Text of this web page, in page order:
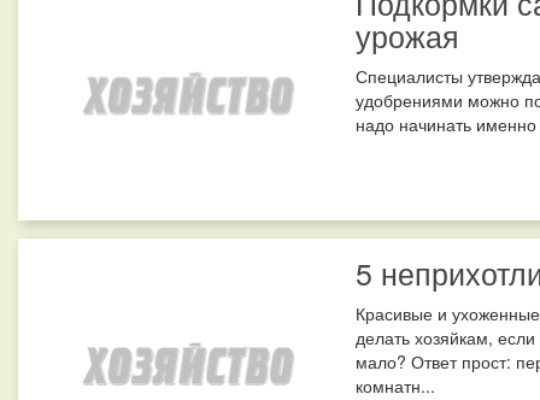
урожая
Специалисты
удобрениями можно
надо начинать
5
Красивые и
делать хозяйкам,
мало? Ответ прост:
комнатн...